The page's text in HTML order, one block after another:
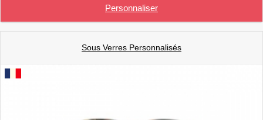
Personnaliser
Sous Verres Personnalisés